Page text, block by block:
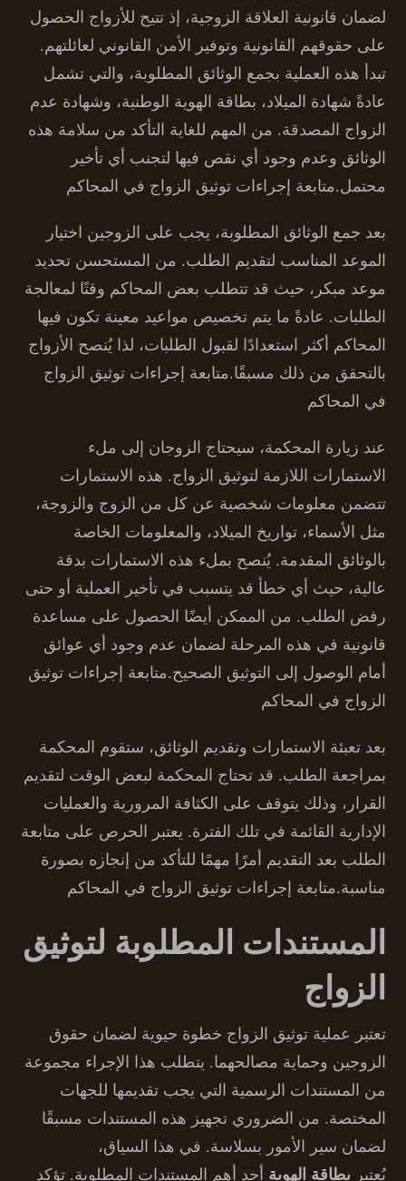
لضمان قانونية العلاقة الزوجية، إذ تتيح للأزواج الحصول
على حقوقهم القانونية وتوفير الأمن القانوني لعائلتهم.
تبدأ هذه العملية بجمع الوثائق المطلوبة، والتي تشمل
عادةً شهادة الميلاد، بطاقة الهوية الوطنية، وشهادة عدم
الزواج المصدقة. من المهم للغاية التأكد من سلامة هذه
الوثائق وعدم وجود أي نقص فيها لتجنب أي تأخير
محتمل.متابعة إجراءات توثيق الزواج في المحاكم
بعد جمع الوثائق المطلوبة، يجب على الزوجين اختيار
الموعد المناسب لتقديم الطلب. من المستحسن تحديد
موعد مبكر، حيث قد تتطلب بعض المحاكم وقتًا لمعالجة
الطلبات. عادةً ما يتم تخصيص مواعيد معينة تكون فيها
المحاكم أكثر استعدادًا لقبول الطلبات، لذا يُنصح الأزواج
بالتحقق من ذلك مسبقًا.متابعة إجراءات توثيق الزواج
في المحاكم
عند زيارة المحكمة، سيحتاج الزوجان إلى ملء
الاستمارات اللازمة لتوثيق الزواج. هذه الاستمارات
تتضمن معلومات شخصية عن كل من الزوج والزوجة،
مثل الأسماء، تواريخ الميلاد، والمعلومات الخاصة
بالوثائق المقدمة. يُنصح بملء هذه الاستمارات بدقة
عالية، حيث أي خطأ قد يتسبب في تأخير العملية أو حتى
رفض الطلب. من الممكن أيضًا الحصول على مساعدة
قانونية في هذه المرحلة لضمان عدم وجود أي عوائق
أمام الوصول إلى التوثيق الصحيح.متابعة إجراءات توثيق
الزواج في المحاكم
بعد تعبئة الاستمارات وتقديم الوثائق، ستقوم المحكمة
بمراجعة الطلب. قد تحتاج المحكمة لبعض الوقت لتقديم
القرار، وذلك يتوقف على الكثافة المرورية والعمليات
الإدارية القائمة في تلك الفترة. يعتبر الحرص على متابعة
الطلب بعد التقديم أمرًا مهمًا للتأكد من إنجازه بصورة
مناسبة.متابعة إجراءات توثيق الزواج في المحاكم
المستندات المطلوبة لتوثيق
الزواج
تعتبر عملية توثيق الزواج خطوة حيوية لضمان حقوق
الزوجين وحماية مصالحهما. يتطلب هذا الإجراء مجموعة
من المستندات الرسمية التي يجب تقديمها للجهات
المختصة. من الضروري تجهيز هذه المستندات مسبقًا
لضمان سير الأمور بسلاسة. في هذا السياق،
يُعتبربطاقة الهوية أحد أهم المستندات المطلوبة. تؤكد